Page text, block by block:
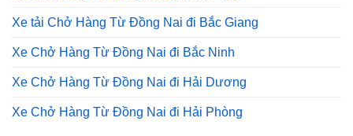
Xe tải Chở Hàng Từ Đồng Nai đi Bắc Giang
Xe Chở Hàng Từ Đồng Nai đi Bắc Ninh
Xe Chở Hàng Từ Đồng Nai đi Hải Dương
Xe Chở Hàng Từ Đồng Nai đi Hải Phòng